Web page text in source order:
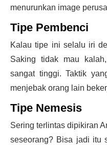
menurunkan image
Tipe Pembenci
Kalau tipe ini selalu iri
Saking tidak mau
sangat tinggi. Taktik
menjebak orang lain
Tipe Nemesis
Sering terlintas dipikiran
seseorang? Bisa jadi itu